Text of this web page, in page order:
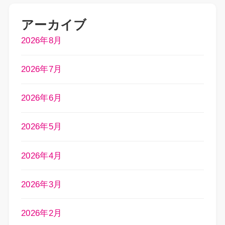
アーカイブ
2026年8月
2026年7月
2026年6月
2026年5月
2026年4月
2026年3月
2026年2月